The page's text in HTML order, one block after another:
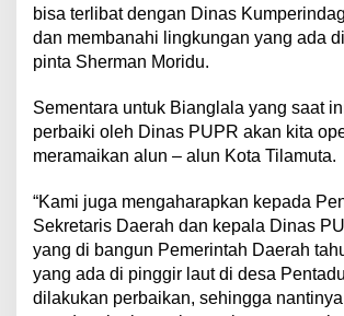
bisa terlibat dengan Dinas
dan membanahi lingkungan yang ada
pinta Sherman Moridu.
Sementara untuk Bianglala yang saat
perbaiki oleh Dinas PUPR akan kita
meramaikan alun – alun Kota Tilamuta.
“Kami juga mengaharapkan kepada
Sekretaris Daerah dan kepala Dinas
yang di bangun Pemerintah Daerah
yang ada di pinggir laut di desa
dilakukan perbaikan, sehingga